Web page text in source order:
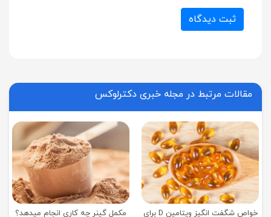
ثبت دیدگاه
مقالات مرتبط در مجله خبری دکترلوکس
خواص شگفت انگیز ویتامین D برای
مکمل گینر چه کاری انجام میدهد؟